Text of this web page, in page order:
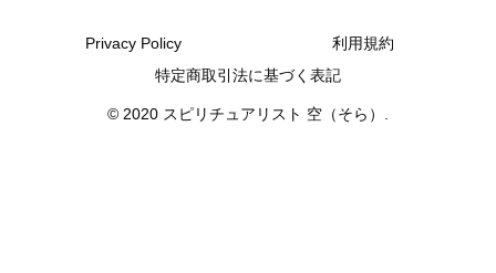
Privacy Policy
利用規約
特定商取引法に基づく表記
© 2020 スピリチュアリスト 空（そら）.